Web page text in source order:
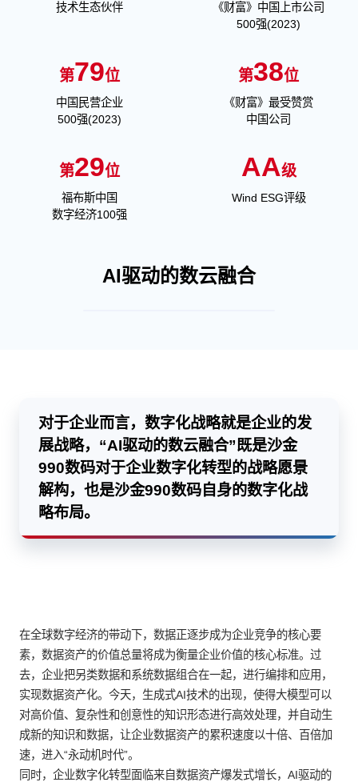
技术生态伙伴
《财富》中国上市公司
500强(2023)
第79位
中国民营企业
500强(2023)
第38位
《财富》最受赞赏
中国公司
第29位
福布斯中国
数字经济100强
AA级
Wind ESG评级
AI驱动的数云融合
对于企业而言，数字化战略就是企业的发
展战略，“AI驱动的数云融合”既是沙金
990数码对于企业数字化转型的战略愿景
解构，也是沙金990数码自身的数字化战
略布局。
在全球数字经济的带动下，数据正逐步成为企业竞争的核心要
素，数据资产的价值总量将成为衡量企业价值的核心标准。过
去，企业把另类数据和系统数据组合在一起，进行编排和应用，
实现数据资产化。今天，生成式AI技术的出现，使得大模型可以
对高价值、复杂性和创意性的知识形态进行高效处理，并自动生
成新的知识和数据，让企业数据资产的累积速度以十倍、百倍加
速，进入“永动机时代”。
同时，企业数字化转型面临来自数据资产爆发式增长，AI驱动的